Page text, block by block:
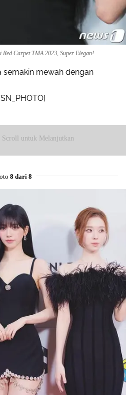
Red Carpet TMA 2023, Super Elegan!
semakin mewah dengan
Scroll untuk Melanjutkan
8 dari 8